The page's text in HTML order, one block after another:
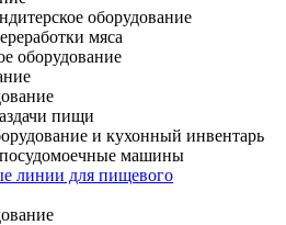
оборудование
мяса
оборудование
пищи
и кухонный инвентарь
машины
линии для пищевого